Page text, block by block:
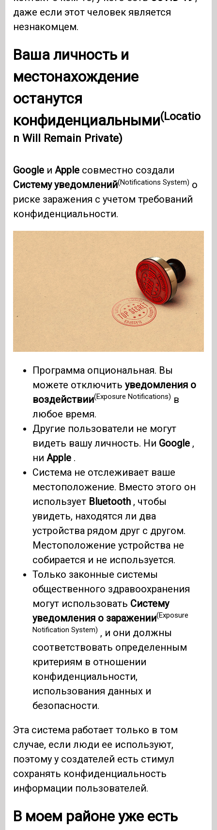
даже если этот человек является
незнакомцем.
Ваша личность и
местонахождение
останутся
конфиденциальными(Locatio
n Will Remain Private)
Google иApple совместно создали
Систему уведомлений(Notifications System) о
риске заражения с учетом требований
конфиденциальности.
Программа опциональная. Вы
можете отключитьуведомления о
воздействии(Exposure Notifications) в
любое время.
Другие пользователи не могут
видеть вашу личность. Ни Google ,
ни Apple .
Система не отслеживает ваше
местоположение. Вместо этого он
использует Bluetooth , чтобы
увидеть, находятся ли два
устройства рядом друг с другом.
Местоположение устройства не
собирается и не используется.
Только законные системы
общественного здравоохранения
могут использовать Систему
уведомления о заражении(Exposure
Notification System) , и они должны
соответствовать определенным
критериям в отношении
конфиденциальности,
использования данных и
безопасности.
Эта система работает только в том
случае, если люди ее используют,
поэтому у создателей есть стимул
сохранять конфиденциальность
информации пользователей.
В моем районе уже есть